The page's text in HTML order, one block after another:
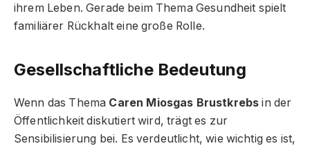
ihrem Leben. Gerade beim Thema Gesundheit spielt
familiärer Rückhalt eine große Rolle.
Gesellschaftliche Bedeutung
Wenn das Thema Caren Miosgas Brustkrebs in der
Öffentlichkeit diskutiert wird, trägt es zur
Sensibilisierung bei. Es verdeutlicht, wie wichtig es ist,